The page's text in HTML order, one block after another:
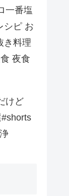
一番塩
シピ お
き料理
夜食
けど
#shorts